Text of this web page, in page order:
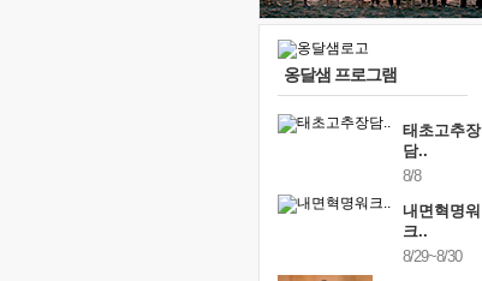
유년 시절의 부산 영도 바다
못된 꼰대들
거울 속의 나
옹달샘 프로그램
태초고추장
담..
8/8
내면혁명워
크..
8/29~8/30